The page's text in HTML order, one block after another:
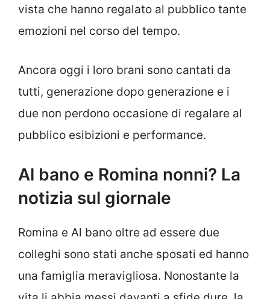
vista che hanno regalato al pubblico tante
emozioni nel corso del tempo.
Ancora oggi i loro brani sono cantati da
tutti, generazione dopo generazione e i
due non perdono occasione di regalare al
pubblico esibizioni e performance.
Al bano e Romina nonni? La
notizia sul giornale
Romina e Al bano oltre ad essere due
colleghi sono stati anche sposati ed hanno
una famiglia meravigliosa. Nonostante la